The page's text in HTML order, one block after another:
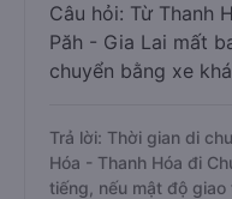
Câu hỏi: Từ Thanh
Păh - Gia Lai mất
chuyển bằng xe
Trả lời: Thời gian di
Hóa - Thanh Hóa đi
tiếng, nếu mật độ giao